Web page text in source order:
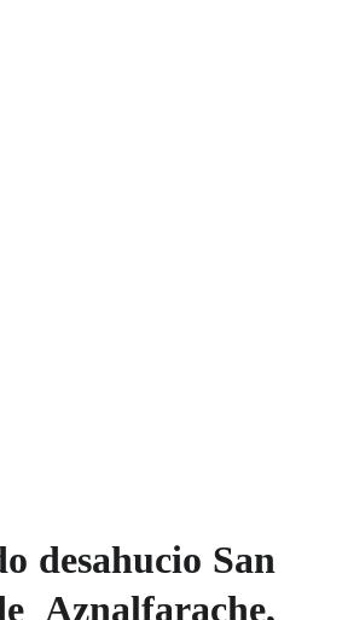
desahucio San
Aznalfarache,